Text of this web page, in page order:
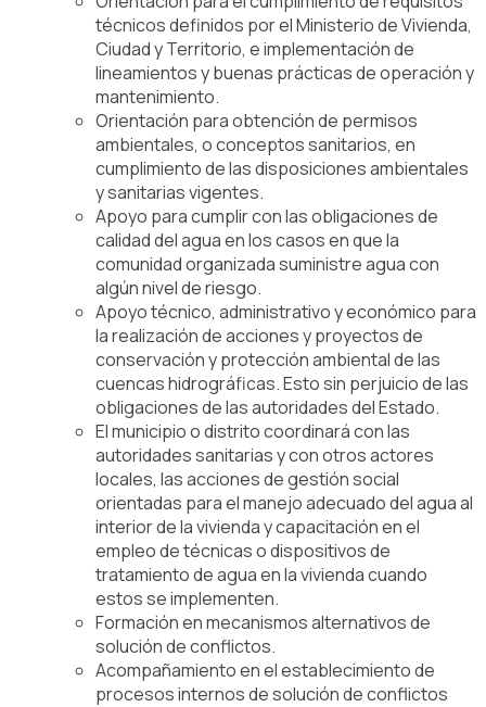
técnicos definidos por el Ministerio de Vivienda,
Ciudad y Territorio, e implementación de
lineamientos y buenas prácticas de operación y
mantenimiento.
Orientación para obtención de permisos
ambientales, o conceptos sanitarios, en
cumplimiento de las disposiciones ambientales
y sanitarias vigentes.
Apoyo para cumplir con las obligaciones de
calidad del agua en los casos en que la
comunidad organizada suministre agua con
algún nivel de riesgo.
Apoyo técnico, administrativo y económico para
la realización de acciones y proyectos de
conservación y protección ambiental de las
cuencas hidrográficas. Esto sin perjuicio de las
obligaciones de las autoridades del Estado.
El municipio o distrito coordinará con las
autoridades sanitarias y con otros actores
locales, las acciones de gestión social
orientadas para el manejo adecuado del agua al
interior de la vivienda y capacitación en el
empleo de técnicas o dispositivos de
tratamiento de agua en la vivienda cuando
estos se implementen.
Formación en mecanismos alternativos de
solución de conflictos.
Acompañamiento en el establecimiento de
procesos internos de solución de conflictos